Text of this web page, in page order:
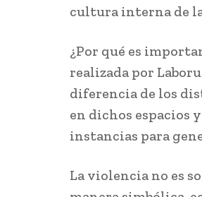
cultura interna de
¿Por qué es
realizada por
diferencia de los
en dichos espacios
instancias para
La violencia no es